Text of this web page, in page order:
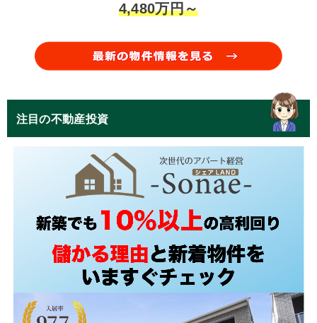
4,480万円～
注目の不動産投資